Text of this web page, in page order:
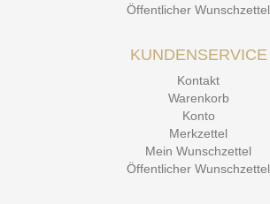
Öffentlicher Wunschzettel
KUNDENSERVICE
Kontakt
Warenkorb
Konto
Merkzettel
Mein Wunschzettel
Öffentlicher Wunschzettel